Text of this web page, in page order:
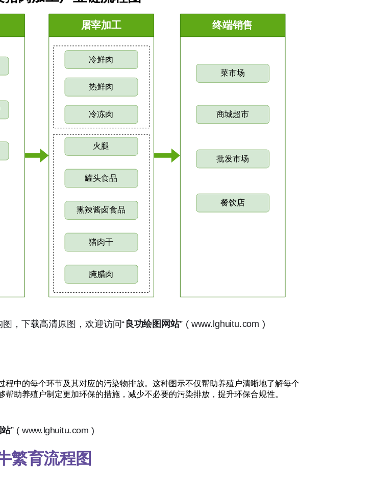
中的每个环节及其对应的污染物排放。这种图示不仅帮助养殖户清晰地了解每个
助养殖户制定更加环保的措施，减少不必要的污染排放，提升环保合规性。